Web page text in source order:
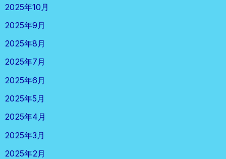
2025年10月
2025年9月
2025年8月
2025年7月
2025年6月
2025年5月
2025年4月
2025年3月
2025年2月